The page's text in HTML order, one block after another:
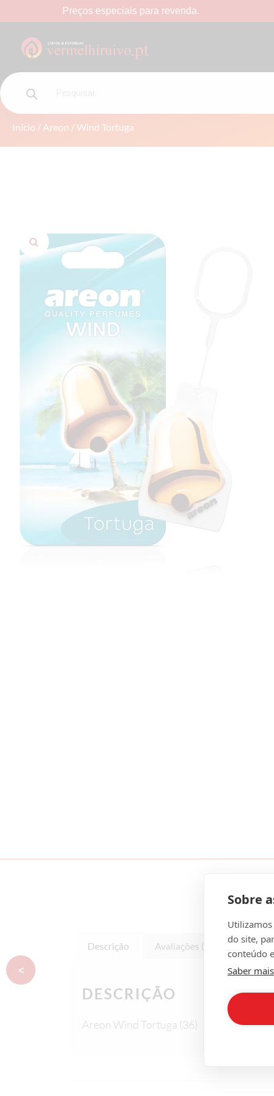
Sobre
do site,
conteúdo
Saber mais
Preços especiais para revenda.
WIND TORTUGA
Início / Areon / Wind Tortuga
Descrição Avaliações (0)
DESCRIÇÃO
Areon Wind Tortuga (36)
<